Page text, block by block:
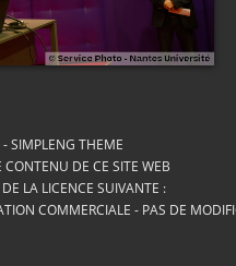
-SIMPLENG THEME
DE CE SITE WEB
LA LICENCE SUIVANTE :
COMMERCIALE - PAS DE